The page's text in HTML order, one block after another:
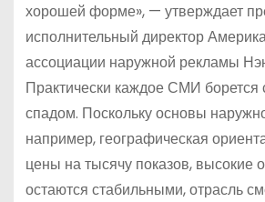
хорошей форме», — утверждает
исполнительный директор
ассоциации наружной рекламы
Практически каждое СМИ борется
спадом. Поскольку основы
например, географическая
цены на тысячу показов, высокие
остаются стабильными, отрасль